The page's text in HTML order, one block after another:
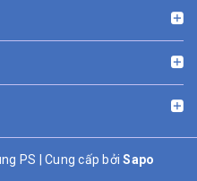
PS | Cung cấp bởiSapo